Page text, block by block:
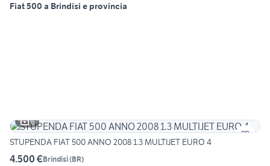
Fiat 500 a Brindisi e provincia
6
STUPENDA FIAT 500 ANNO 2008 1.3 MULTIJET EURO 4
4.500 €Brindisi(BR)